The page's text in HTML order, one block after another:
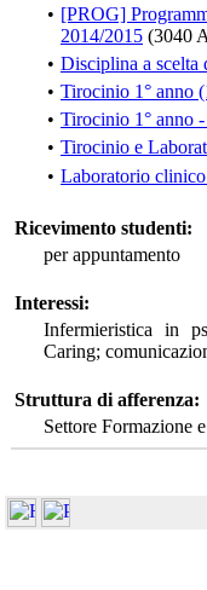
• [PROG]
2014/2015 (3040
• Disciplina a scelta
• Tirocinio 1° anno
• Tirocinio 1° anno
• Tirocinio e
• Laboratorio clinico
Ricevimento studenti:
per appuntamento
Interessi:
Infermieristica in
Caring;
Struttura di afferenza:
Settore Formazione